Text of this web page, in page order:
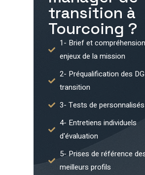
transition à
Tourcoing ?
1- Brief et
enjeux de la mission
2- Préqualification des
transition
3- Tests de personnalisés
4- Entretiens individuels
d'évaluation
5- Prises de référence
meilleurs profils